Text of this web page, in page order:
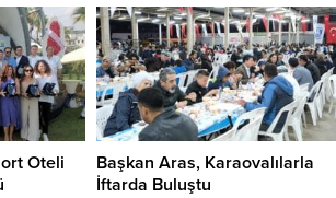
Oteli
Başkan Aras, Karaovalılarla
İftarda Buluştu